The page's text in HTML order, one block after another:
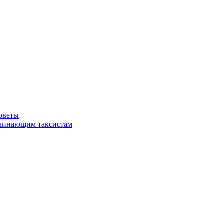
таксистам